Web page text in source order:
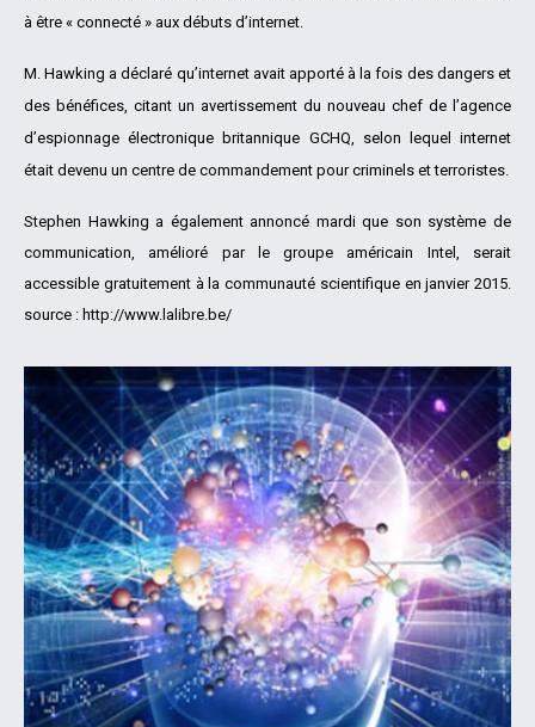
à être « connecté » aux débuts d’internet.
M. Hawking a déclaré qu’internet avait apporté à la fois des dangers et
des bénéfices, citant un avertissement du nouveau chef de l’agence
d’espionnage électronique britannique GCHQ, selon lequel internet
était devenu un centre de commandement pour criminels et terroristes.
Stephen Hawking a également annoncé mardi que son système de
communication, amélioré par le groupe américain Intel, serait
accessible gratuitement à la communauté scientifique en janvier 2015.
source : http://www.lalibre.be/